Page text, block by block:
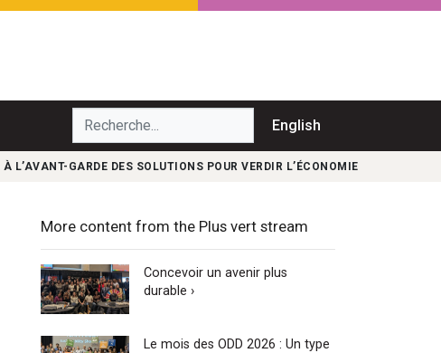
Recherche... English
L’AVANT-GARDE DES SOLUTIONS POUR VERDIR L’ÉCONOMIE
More content from the Plus vert stream
Concevoir un avenir plus
durable ›
Le mois des ODD 2026 : Un type